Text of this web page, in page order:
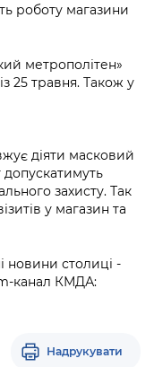
роботу магазини
метрополітен»
25 травня. Також у
діяти масковий
захисту. Так
у магазин та
новини столиці -
канал КМДА:
Надрукувати